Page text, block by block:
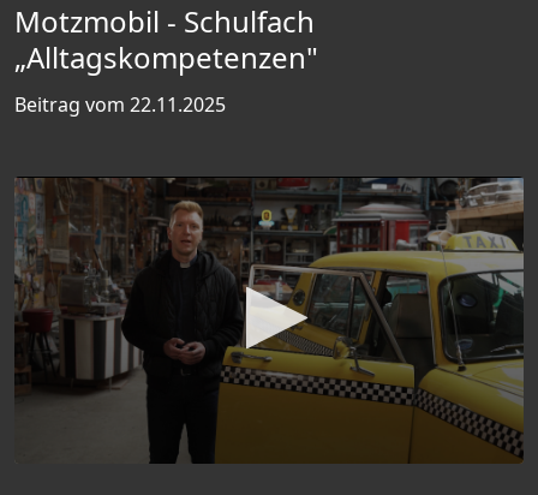
Motzmobil - Schulfach
„Alltagskompetenzen"
Beitrag vom 22.11.2025